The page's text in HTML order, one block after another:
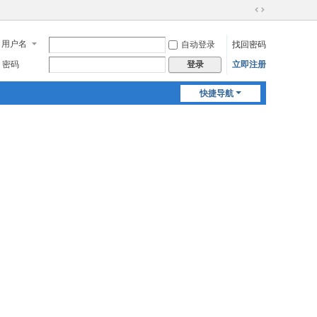
切
到
宽
用户名 自动登录
找回密码
密码
登录 立即注册
快捷导航